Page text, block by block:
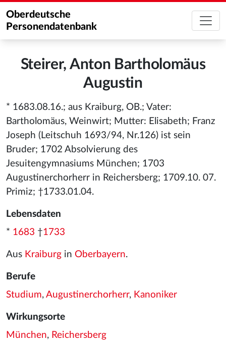
Oberdeutsche
Personendatenbank
Steirer, Anton Bartholomäus
Augustin
* 1683.08.16.; aus Kraiburg, OB.; Vater:
Bartholomäus, Weinwirt; Mutter: Elisabeth; Franz
Joseph (Leitschuh 1693/94, Nr.126) ist sein
Bruder; 1702 Absolvierung des
Jesuitengymnasiums München; 1703
Augustinerchorherr in Reichersberg; 1709.10. 07.
Primiz; †1733.01.04.
Lebensdaten
* 1683 †1733
Aus Kraiburg in Oberbayern.
Berufe
Studium, Augustinerchorherr, Kanoniker
Wirkungsorte
München, Reichersberg